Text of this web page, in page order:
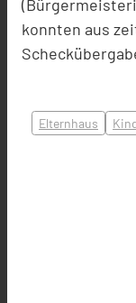
konnten aus
Elternhaus